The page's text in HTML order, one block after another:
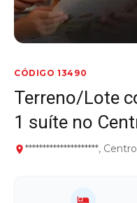
CÓDIGO 13490
Terreno/Lote
1 suíte no
*********************,